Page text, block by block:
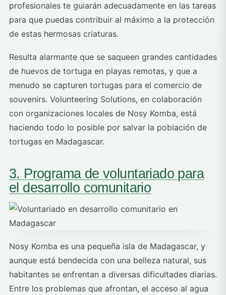
profesionales te guiarán adecuadamente en las tareas
para que puedas contribuir al máximo a la protección
de estas hermosas criaturas.
Resulta alarmante que se saqueen grandes cantidades
de huevos de tortuga en playas remotas, y que a
menudo se capturen tortugas para el comercio de
souvenirs. Volunteering Solutions, en colaboración
con organizaciones locales de Nosy Komba, está
haciendo todo lo posible por salvar la población de
tortugas en Madagascar.
3. Programa de voluntariado para
el desarrollo comunitario
Nosy Komba es una pequeña isla de Madagascar, y
aunque está bendecida con una belleza natural, sus
habitantes se enfrentan a diversas dificultades diarias.
Entre los problemas que afrontan, el acceso al agua